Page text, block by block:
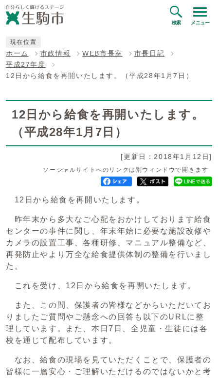
検索 メニュー
現在位置
ホーム 市政情報 WEB市長室
市長日記
平成27年度
12日から給食を再開いたします。（平成28年1月7日）
12日から給食を再開いたします。
（平成28年1月7日）
[更新日：2018年1月12日]
ソーシャルサイトへのリンクは別ウィンドウで開きます
12日から給食を再開いたします。
昨年末から多大なご心配をおかけしております給食
センターの事件に関し、年末年始に必要な施設改修や
カメラの設置工事、各種研修、マニュアル整備など、
再発防止やより万全な給食提供体制の整備を行いまし
た。
これを受け、12日から給食を再開いたします。
また、この間、保護者の皆様などからいただいてお
りましたご質問やご懸念への回答も以下のURLに整
理しています。また、本日7日、全児童・生徒には各
校を通じて配布しています。
なお、給食の現場を見ていただくことで、保護者の
皆様に一層安心・ご理解いただけるのではないかと考